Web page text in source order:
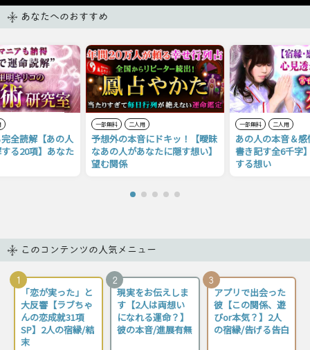
あなたへのおすすめ
全読解【あの人
る20項】あなた
一部無料 二人用
予想外の本音にドキッ！【曖昧
なあの人があなたに隠す想い】
望む関係
一部無料 二人用
あの人の本音＆
書き記す全6千字
する想い
このコンテンツの人気メニュー
1
「恋が実った」と
大反響【ラブちゃ
んの恋成就31項
SP】2人の宿縁/結
末
2
現実をお伝えしま
す【2人は両想い
になれる運命？】
彼の本音/進展有無
3
アプリで出会った
彼【この関係、遊
びor本気？】2人
の宿縁/告げる告白